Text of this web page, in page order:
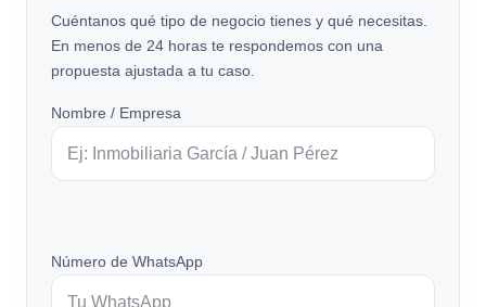
Cuéntanos qué tipo de negocio tienes y qué necesitas.
En menos de 24 horas te respondemos con una
propuesta ajustada a tu caso.
Nombre / Empresa
Número de WhatsApp